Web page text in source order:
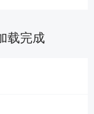
载完成